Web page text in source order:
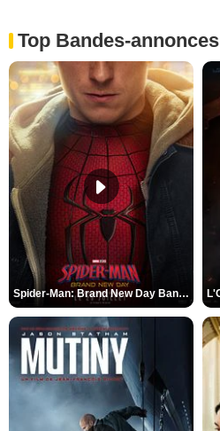
Top Bandes-annonces
Spider-Man: Brand New Day Bande-annonce VO STFR